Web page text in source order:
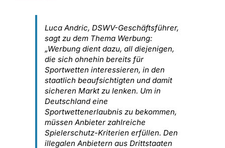
Luca Andric, DSWV-Geschäftsführer,
sagt zu dem Thema Werbung:
„Werbung dient dazu, all diejenigen,
die sich ohnehin bereits für
Sportwetten interessieren, in den
staatlich beaufsichtigten und damit
sicheren Markt zu lenken. Um in
Deutschland eine
Sportwettenerlaubnis zu bekommen,
müssen Anbieter zahlreiche
Spielerschutz-Kriterien erfüllen. Den
illegalen Anbietern aus Drittstaaten